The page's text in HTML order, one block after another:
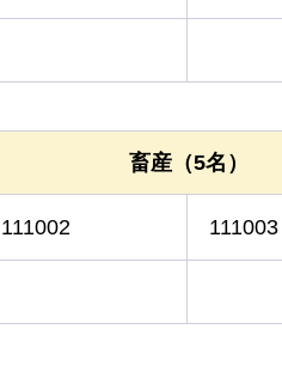
畜産（5名）
111002 111003